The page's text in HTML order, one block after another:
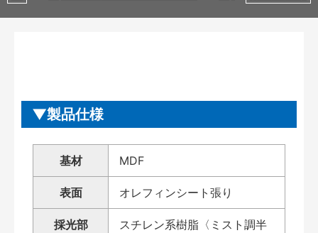
製品仕様
基材 MDF
表面 オレフィンシート張り
採光部
スチレン系樹脂〈ミスト調半